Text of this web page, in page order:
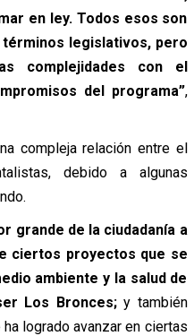
en ley. Todos esos son
legislativos, pero
complejidades con el
del programa”,
compleja relación entre el
debido a algunas
grande de la ciudadanía a
ciertos proyectos que se
ambiente y la salud de
Los Bronces;y también
logrado avanzar en ciertas